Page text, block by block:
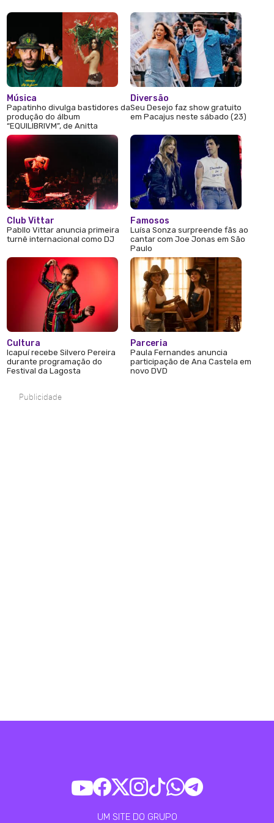
Música
Papatinho divulga bastidores da
produção do álbum
“EQUILIBRIVM”, de Anitta
Club Vittar
Pabllo Vittar anuncia primeira
turnê internacional como DJ
Cultura
Icapuí recebe Silvero Pereira
durante programação do
Festival da Lagosta
Diversão
Seu Desejo faz show gratuito
em Pacajus neste sábado (23)
Famosos
Luísa Sonza surpreende fãs ao
cantar com Joe Jonas em São
Paulo
Parceria
Paula Fernandes anuncia
participação de Ana Castela em
novo DVD
Publicidade
UM SITE DO GRUPO